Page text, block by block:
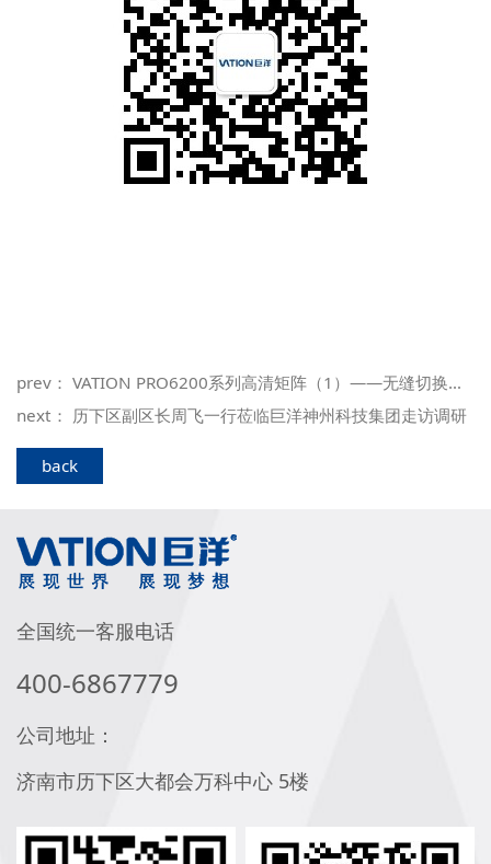
prev：VATION PRO6200系列高清矩阵（1）——无缝切换技术：重塑高端视听体验的核心优势‌
next： 历下区副区长周飞一行莅临巨洋神州科技集团走访调研
back
全国统一客服电话
400-6867779
公司地址：
济南市历下区大都会万科中心 5楼